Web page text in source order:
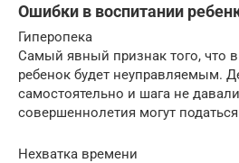
Ошибки в воспитании
Гиперопека
Самый явный признак того, что
ребенок будет неуправляемым.
самостоятельно и шага не
совершеннолетия могут
Нехватка времени